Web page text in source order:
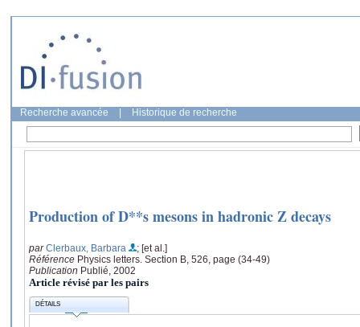
Recherche avancée Historique de recherche
Production of D**s mesons in hadronic Z decays
parClerbaux, Barbara
; [et al.]
Référence Physics letters. Section B, 526, page (34-49)
Publication Publié, 2002
Article révisé par les pairs
DÉTAILS